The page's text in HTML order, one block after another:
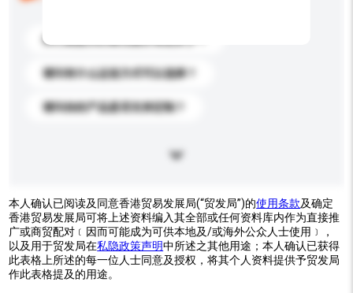
你们能提供的最优惠价格是多少？
请问有什么运送方式可以选择？
请问你的产品是否支持定制？
本人确认已阅读及同意香港贸易发展局(“贸发局”)的使用条款及确定
香港贸易发展局可将上述资料编入其全部或任何资料库内作为直接推
广或商贸配对﹝因而可能成为可供本地及/或海外公众人士使用﹞，
以及用于贸发局在私隐政策声明中所述之其他用途；本人确认已获得
此表格上所述的每一位人士同意及授权，将其个人资料提供予贸发局
作此表格提及的用途。